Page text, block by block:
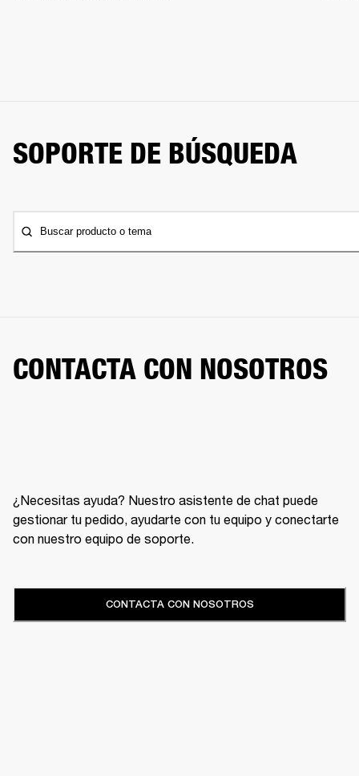
SOPORTE DE BÚSQUEDA
Buscar producto o tema
CONTACTA CON NOSOTROS
¿Necesitas ayuda? Nuestro asistente de chat puede
gestionar tu pedido, ayudarte con tu equipo y conectarte
con nuestro equipo de soporte.
CONTACTA CON NOSOTROS